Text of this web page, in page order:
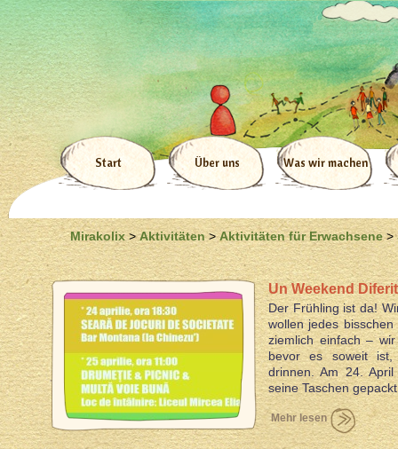
Start Über uns Was wir machen
Mirakolix>Aktivitäten>Aktivitäten für Erwachsene>
Un Weekend Diferit
Der Frühling ist da!
wollen jedes
ziemlich einfach –
bevor es soweit ist,
drinnen. Am 24.
seine Taschen
Mehr lesen